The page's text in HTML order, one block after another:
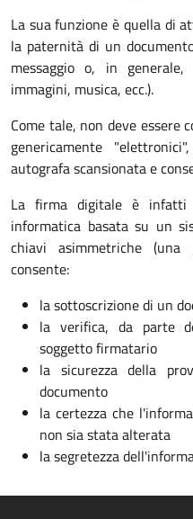
La sua funzione è quella di
la paternità di un
messaggio o, in
immagini, musica, ecc.).
Come tale, non deve essere
genericamente
autografa scansionata e
La firma digitale è
informatica basata su un
chiavi asimmetriche
consente:
la sottoscrizione di un
la verifica, da parte
soggetto firmatario
la sicurezza della
documento
la certezza che
non sia stata alterata
la segretezza